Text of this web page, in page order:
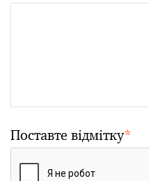
Поставте відмітку*